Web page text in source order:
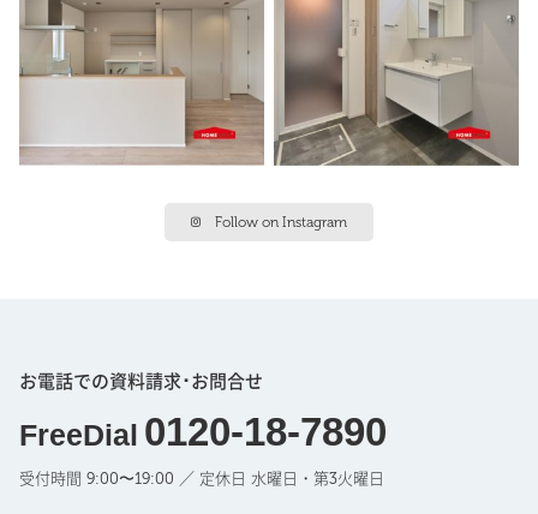
Follow on Instagram
お電話での資料請求･お問合せ
FreeDial 0120-18-7890
受付時間 9:00〜19:00 ／ 定休日 水曜日・第3火曜日